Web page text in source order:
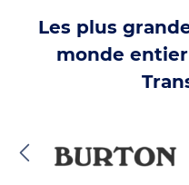
Les plus
monde